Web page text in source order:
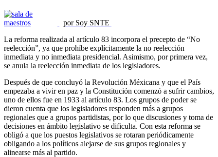
por Soy SNTE
La reforma realizada al artículo 83 incorpora el precepto de “No
reelección”, ya que prohíbe explícitamente la no reelección
inmediata y no inmediata presidencial. Asimismo, por primera vez,
se anula la reelección inmediata de los legisladores.
Después de que concluyó la Revolución Méxicana y que el País
empezaba a vivir en paz y la Constitución comenzó a sufrir cambios,
uno de ellos fue en 1933 al artículo 83. Los grupos de poder se
dieron cuenta que los legisladores responden más a grupos
regionales que a grupos partidistas, por lo que discusiones y toma de
decisiones en ámbito legislativo se dificulta. Con esta reforma se
obligó a que los puestos legislativos se rotaran periódicamente
obligando a los políticos alejarse de sus grupos regionales y
alinearse más al partido.